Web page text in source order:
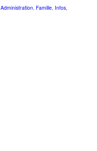
Administration, Famille, Infos,